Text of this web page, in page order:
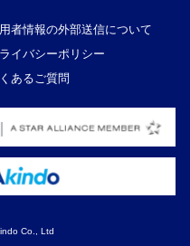
者情報の外部送信について
イバシーポリシー
あるご質問
Co., Ltd